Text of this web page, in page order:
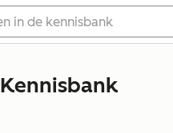
Kennisbank